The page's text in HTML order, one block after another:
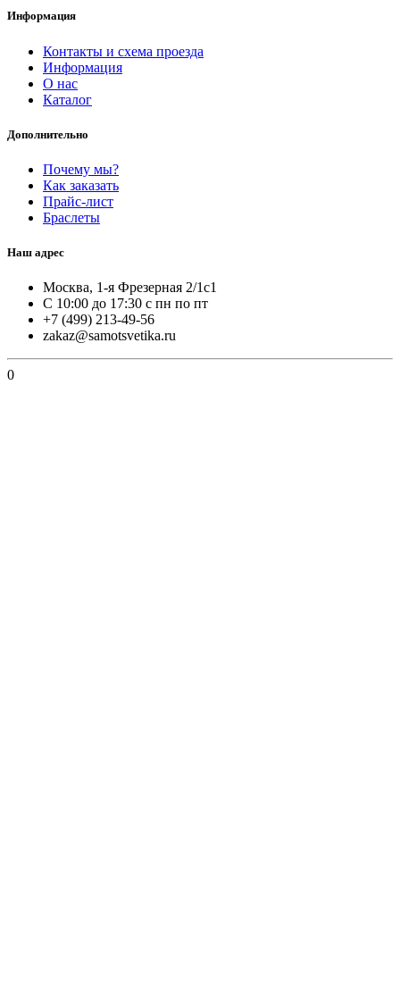
Информация
Контакты и схема проезда
Информация
О нас
Каталог
Дополнительно
Почему мы?
Как заказать
Прайс-лист
Браслеты
Наш адрес
Москва, 1-я Фрезерная 2/1с1
С 10:00 до 17:30 с пн по пт
+7 (499) 213-49-56
zakaz@samotsvetika.ru
0